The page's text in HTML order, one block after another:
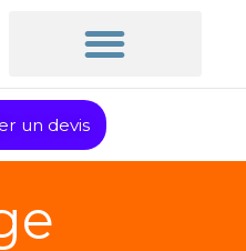
un devis